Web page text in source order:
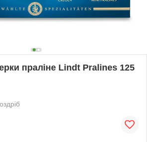
праліне Lindt Pralines 125